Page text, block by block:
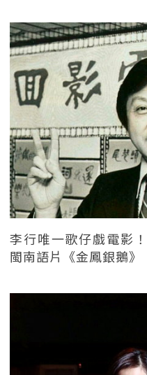
李行唯一歌仔戲電影
閩南語片《金鳳銀鵝》